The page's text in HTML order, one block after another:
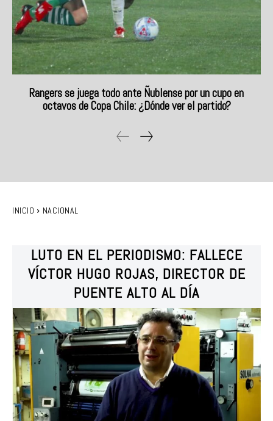
Rangers se juega todo ante Ñublense por un cupo en
octavos de Copa Chile: ¿Dónde ver el partido?